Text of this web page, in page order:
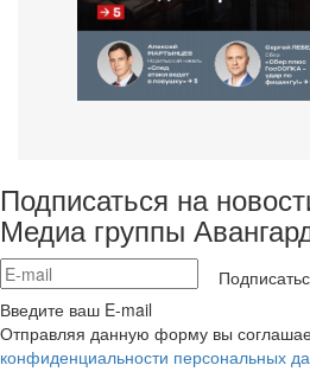
Подписаться на
Медиа группы
Введите ваш E-mail
Отправляя данную форму вы
конфиденциальности персональных